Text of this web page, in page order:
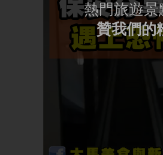
熱門旅遊
贊我們的